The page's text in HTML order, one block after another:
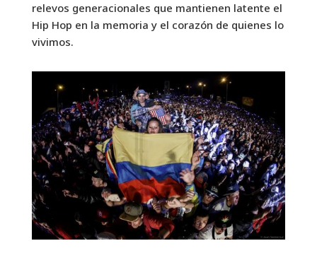
relevos generacionales que mantienen latente el
Hip Hop en la memoria y el corazón de quienes lo
vivimos.